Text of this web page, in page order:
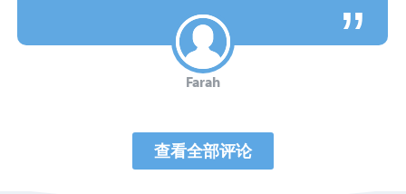
Farah
查看全部评论